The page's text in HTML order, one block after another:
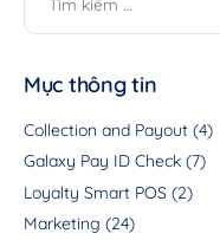
Mục thông tin
Collection and Payout (4)
Galaxy Pay ID Check (7)
Loyalty Smart POS (2)
Marketing (24)